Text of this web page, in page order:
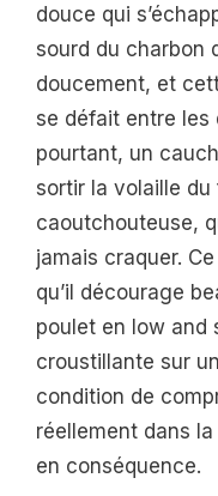
douce qui
sourd du charbon
doucement, et
se défait entre les
pourtant, un
sortir la volaille
caoutchouteuse,
jamais craquer.
qu’il décourage
poulet en low and
croustillante sur
condition de
réellement dans
en conséquence.